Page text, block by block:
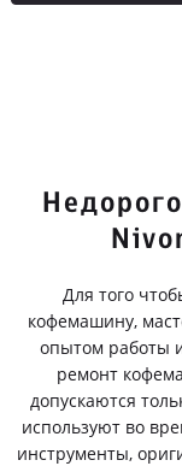
Для того
кофемашину,
опытом работы
ремонт
допускаются
используют во
инструменты,